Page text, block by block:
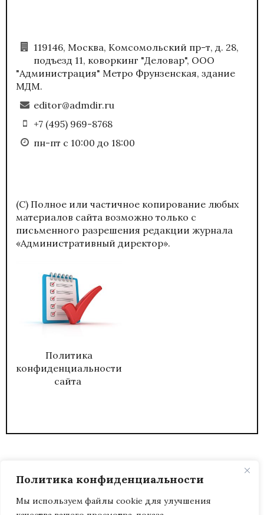
Политика конфиденциальности
Мы используем файлы cookie для улучшения
119146, Москва, Комсомольский пр-т, д. 28,
подъезд 11, коворкинг "Деловар", ООО
"Администрация" Метро Фрунзенская, здание
МДМ.
editor@admdir.ru
+7 (495) 969-8768
пн-пт с 10:00 до 18:00
(С) Полное или частичное копирование любых
материалов сайта возможно только с
письменного разрешения редакции журнала
«Административный директор».
Политика
конфиденциальности
сайта